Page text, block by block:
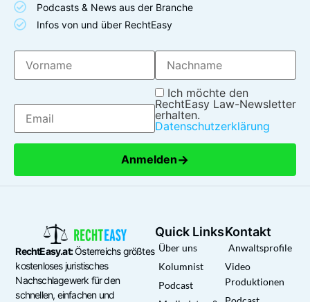
Podcasts & News aus der Branche
Infos von und über RechtEasy
Ich möchte den
RechtEasy Law-Newsletter
erhalten.
Datenschutzerklärung
Anmelden→
RechtEasy.at:Österreichs größtes
kostenloses juristisches
Nachschlagewerk für den
schnellen, einfachen und
Quick Links
Über uns
Kolumnist
Podcast
Kontakt
Anwaltsprofile
Video
Produktionen